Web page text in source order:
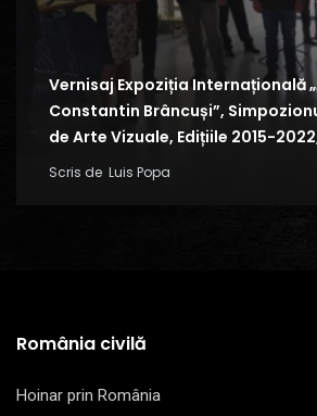
Vernisaj Expoziția Internațională
Constantin Brâncuși”,
de Arte Vizuale, Edițiile 2015-
Scris de Luis Popa
România civilă
Hoinar prin România